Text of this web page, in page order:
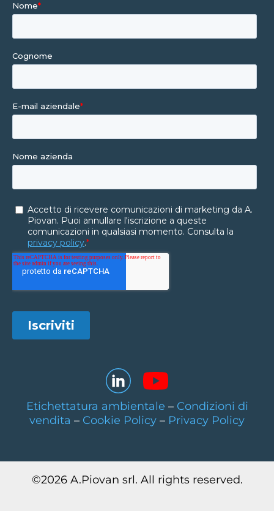
Etichettatura ambientale – Condizioni di
vendita – Cookie Policy – Privacy Policy
©2026A.Piovan srl. All rights reserved.